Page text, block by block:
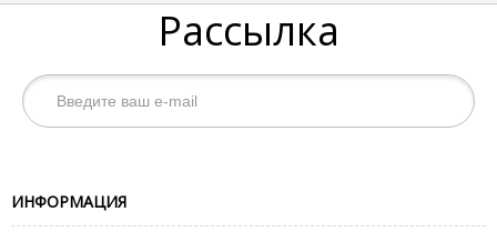
Рассылка
ИНФОРМАЦИЯ